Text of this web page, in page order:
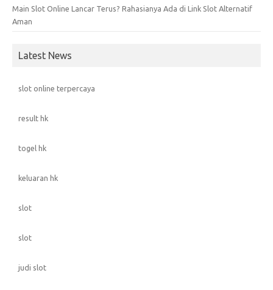
Main Slot Online Lancar Terus? Rahasianya Ada di Link Slot Alternatif
Aman
Latest News
slot online terpercaya
result hk
togel hk
keluaran hk
slot
slot
judi slot